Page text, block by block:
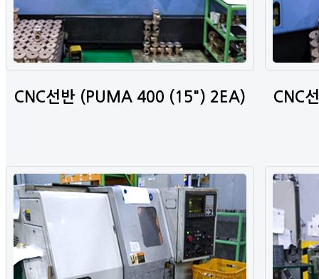
CNC선반 (PUMA 400 (15") 2EA) CNC